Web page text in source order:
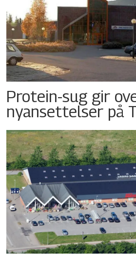
Protein-sug gir
nyansettelser på